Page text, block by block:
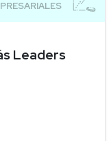
Leaders